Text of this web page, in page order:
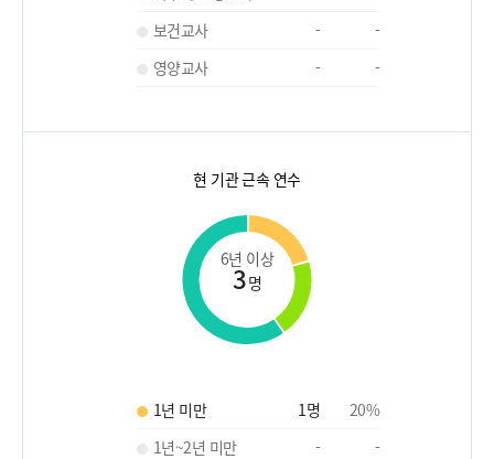
보건교사
-
-
영양교사
- -
현 기관 근속 연수
6년 이상
3명
1년 미만 1명 20%
1년~2년 미만
-
-